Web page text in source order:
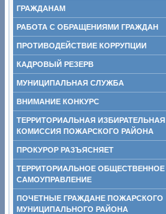
ГРАЖДАНАМ
РАБОТА С ОБРАЩЕНИЯМИ ГРАЖДАН
ПРОТИВОДЕЙСТВИЕ КОРРУПЦИИ
КАДРОВЫЙ РЕЗЕРВ
МУНИЦИПАЛЬНАЯ СЛУЖБА
ВНИМАНИЕ КОНКУРС
ТЕРРИТОРИАЛЬНАЯ ИЗБИРАТЕЛЬНАЯ
КОМИССИЯ ПОЖАРСКОГО РАЙОНА
ПРОКУРОР РАЗЪЯСНЯЕТ
ТЕРРИТОРИАЛЬНОЕ ОБЩЕСТВЕННОЕ
САМОУПРАВЛЕНИЕ
ПОЧЕТНЫЕ ГРАЖДАНЕ ПОЖАРСКОГО
МУНИЦИПАЛЬНОГО РАЙОНА